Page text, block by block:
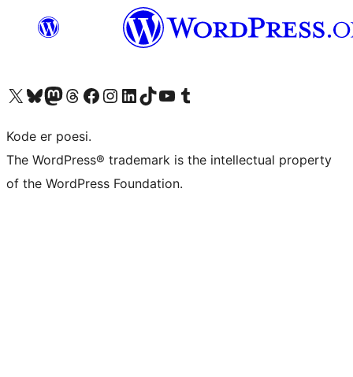
Besøk vår konto på X Visit our Bluesky account
Besøk vår Mastodon-konto
Visit our Threads account
Besøk vår Facebook-sideBesøk vår Instagram-konto
Besøk vår LinkedIn-konto
Visit our TikTok account
Visit our YouTube channel
Visit our Tumblr account
Kode er poesi.
The WordPress® trademark is the intellectual property
of the WordPress Foundation.